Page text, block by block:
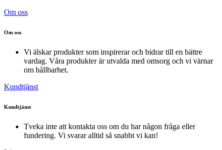
Om oss
Om oss
Vi älskar produkter som inspirerar och bidrar till en bättre
vardag. Våra produkter är utvalda med omsorg och vi värnar
om hållbarhet.
Kundtjänst
Kundtjänst
Tveka inte att kontakta oss om du har någon fråga eller
fundering. Vi svarar alltid så snabbt vi kan!